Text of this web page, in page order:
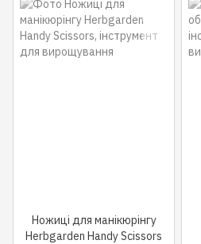
Ножиці для манікюрінгу
Herbgarden Handy Scissors